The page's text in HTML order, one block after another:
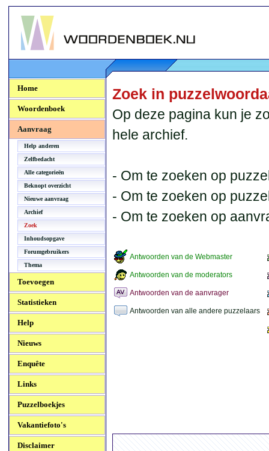
Woordenboek.NU
Home
Woordenboek
Aanvraag
Help anderen
Zelfbedacht
Alle categorieën
Beknopt overzicht
Nieuwe aanvraag
Archief
Zoek
Inhoudsopgave
Forumgebruikers
Thema
Toevoegen
Statistieken
Help
Nieuws
Enquête
Links
Puzzelboekjes
Vakantiefoto's
Disclaimer
Zoek in
Op deze pagina kun je
hele archief.
- Om te zoeken op
- Om te zoeken op
- Om te zoeken op
Antwoorden van de Webmaster
Antwoorden van de moderators
Antwoorden van de aanvrager
Antwoorden van alle andere puzzelaars